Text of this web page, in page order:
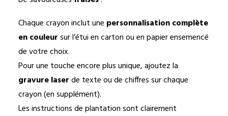
Chaque crayon inclut une personnalisation complète
en couleursur l’étui en carton ou en papier ensemencé
de votre choix.
Pour une touche encore plus unique, ajoutez la
gravure laserde texte ou de chiffres sur chaque
crayon (en supplément).
Les instructions de plantation sont clairement